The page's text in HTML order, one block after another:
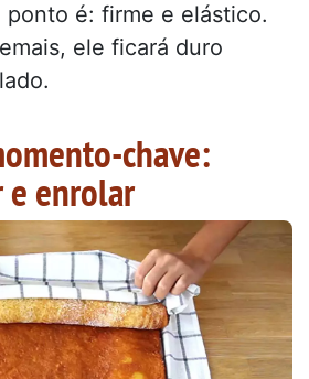
é: firme e elástico.
ele ficará duro
chave:
e enrolar